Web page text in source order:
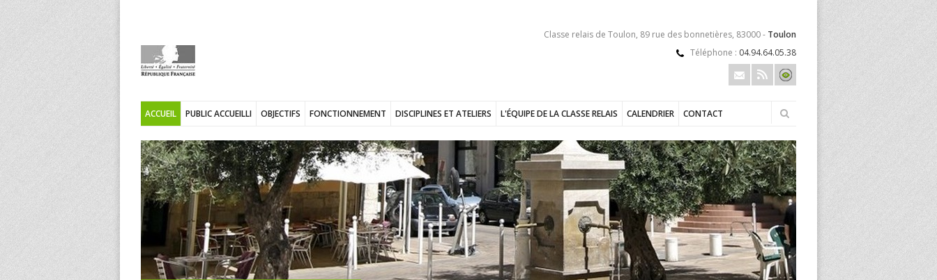
Classe relais de Toulon, 89 rue des bonnetières, 83000 - Toulon
Téléphone : 04.94.64.05.38
ACCUEIL PUBLIC ACCUEILLI OBJECTIFS FONCTIONNEMENT DISCIPLINES ET ATELIERS L'ÉQUIPE DE LA CLASSE RELAIS CALENDRIER CONTACT